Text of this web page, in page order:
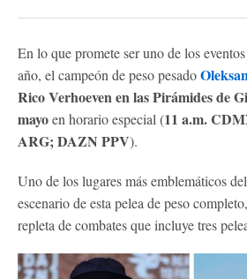
En lo que promete ser uno de los
año, el campeón de peso pesado
Rico Verhoeven en las Pirámides de
mayoen horario especial (11 a.m.
ARG; DAZN PPV).
Uno de los lugares más emblemáticos
escenario de esta pelea de peso
repleta de combates que incluye tres